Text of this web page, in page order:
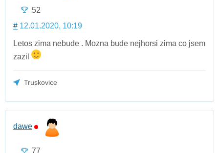
52
# 12.01.2020, 10:19
Letos zima nebude . Mozna bude nejhorsi zima co jsem
zazil
Truskovice
dawe
77